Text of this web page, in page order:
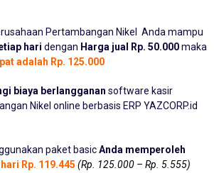
Pertambangan Nikel Anda mampu
hari dengan Harga jual Rp. 50.000maka
adalah Rp. 125.000
biaya berlangganan software kasir
Nikel online berbasis ERP YAZCORP.id
paket basicAnda memperoleh
Rp. 119.445 (Rp. 125.000 – Rp. 5.555)